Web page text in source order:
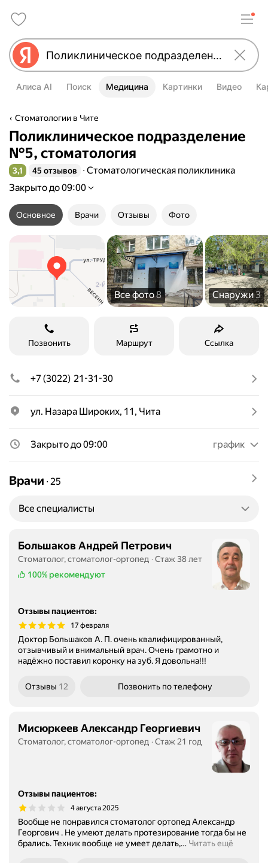
Алиса AI Поиск Медицина Картинки Видео
Стоматологии в Чите
Поликлиническое подразделение
№5, стоматология
Рейтинг 3,1 из 5
3,1 45 отзывов
Стоматологическая поликлиника
Закрыто до 09:00
Основное Врачи Отзывы Фото
Все фото8 Снаружи3
Позвонить Маршрут Ссылка
+7 (3022) 21-31-30
ул. Назара Широких, 11, Чита
Закрыто до 09:00 график
Врачи ∙ 25
Все специалисты
Большаков Андрей Петрович
Стоматолог, стоматолог-ортопед
Стаж 38 лет
100% рекомендуют
Отзывы пациентов:
17 февраля
Доктор Большаков А. П. очень квалифицированный,
отзывчивый и внимальный врач. Очень грамотно и
надёжно поставил коронку на зуб. Я довольна!!!
Отзывы 12 Позвонить по телефону
Мисюркеев Александр Георгиевич
Стоматолог, стоматолог-ортопед Стаж 21 год
Отзывы пациентов:
4 августа 2025
Вообще не понравился стоматолог ортопед Александр
Георгович . Не умеют делать протезирование тогда бы не
брались. Техник вообще не умеет делать,… Читать ещё